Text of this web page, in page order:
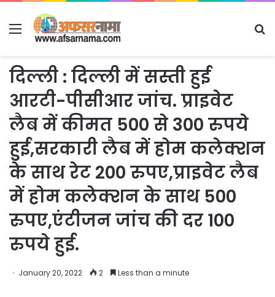
Menu
दिल्ली : दिल्ली में सस्ती हुई
आरटी-पीसीआर जांच. प्राइवेट
लैब में कीमत 500 से 300 रुपये
हुई,सरकारी लैब में होम कलेक्शन
के साथ रेट 200 रुपए,प्राइवेट लैब
में होम कलेक्शन के साथ 500
रुपए,एंटीजन जांच की दर 100
रुपये हुई.
January 20, 2022 2 Less than a minute